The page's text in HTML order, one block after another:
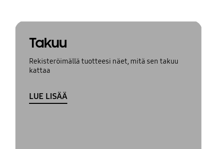
Takuu
Rekisteröimällä tuotteesi näet, mitä sen takuu
kattaa
LUE LISÄÄ